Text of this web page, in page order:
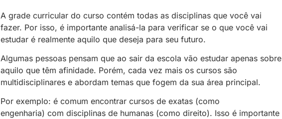
A grade curricular do curso contém todas as disciplinas que você vai
fazer. Por isso, é importante analisá-la para verificar se o que você vai
estudar é realmente aquilo que deseja para seu futuro.
Algumas pessoas pensam que ao sair da escola vão estudar apenas sobre
aquilo que têm afinidade. Porém, cada vez mais os cursos são
multidisciplinares e abordam temas que fogem da sua área principal.
Por exemplo: é comum encontrar cursos de exatas (como
engenharia) com disciplinas de humanas (como direito). Isso é importante